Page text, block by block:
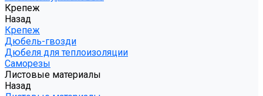
Крепеж
Назад
Крепеж
Дюбель-гвозди
Дюбеля для теплоизоляции
Саморезы
Листовые материалы
Назад